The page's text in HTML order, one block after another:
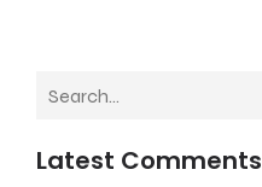
Latest Comments